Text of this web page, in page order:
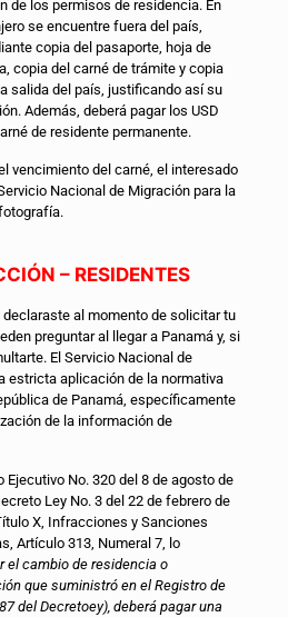
de los permisos de residencia. En
se encuentre fuera del país,
copia del pasaporte, hoja de
copia del carné de trámite y copia
salida del país, justificando así su
Además, deberá pagar los USD
de residente permanente.
vencimiento del carné, el interesado
Nacional de Migración para la
– RESIDENTES
al momento de solicitar tu
preguntar al llegar a Panamá y, si
El Servicio Nacional de
estricta aplicación de la normativa
de Panamá, específicamente
de la información de
Ejecutivo No. 320 del 8 de agosto de
Ley No. 3 del 22 de febrero de
X, Infracciones y Sanciones
Artículo 313, Numeral 7, lo
el cambio de residencia o
que suministró en el Registro de
del Decretoey), deberá pagar una